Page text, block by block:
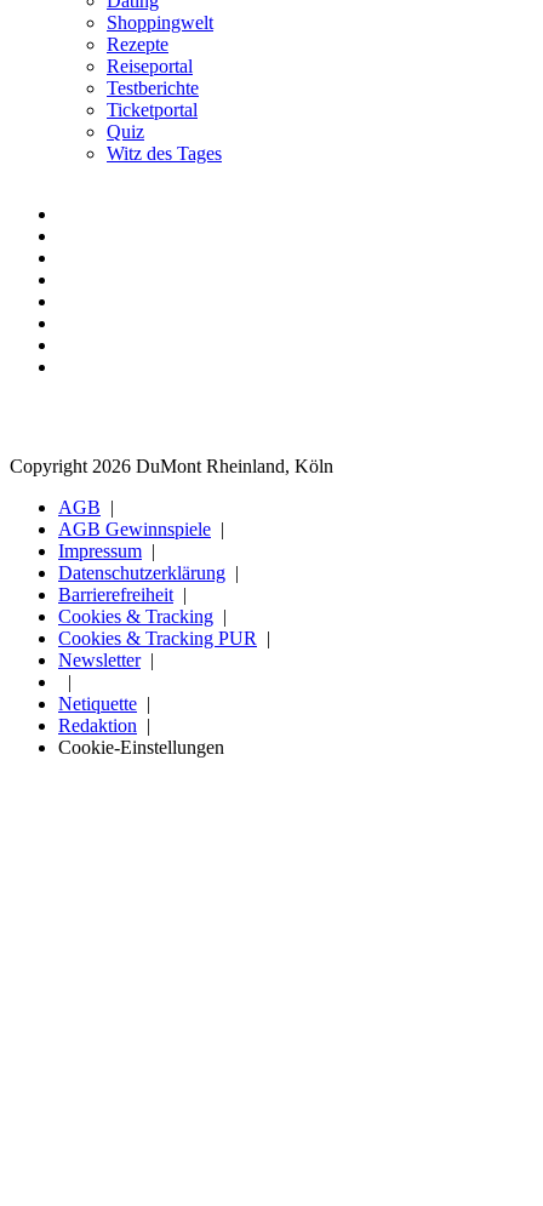
Shoppingwelt
Rezepte
Reiseportal
Testberichte
Ticketportal
Quiz
Witz des Tages
Copyright 2026 DuMont Rheinland, Köln
AGB
AGB Gewinnspiele
Impressum
Datenschutzerklärung
Barrierefreiheit
Cookies & Tracking
Cookies & Tracking PUR
Newsletter
Netiquette
Redaktion
Cookie-Einstellungen